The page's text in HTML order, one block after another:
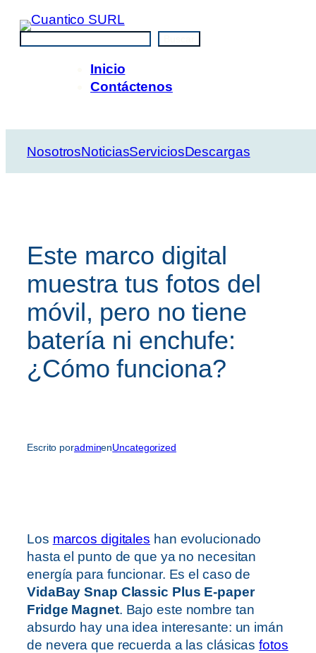
Saltar
contenido
Inicio
Contáctenos
NosotrosNoticiasServiciosDescargas
Este marco digital
muestra tus fotos del
móvil, pero no tiene
batería ni enchufe:
¿Cómo funciona?
Escrito poradminenUncategorized
Los marcos digitales han evolucionado
hasta el punto de que ya no necesitan
energía para funcionar. Es el caso de
VidaBay Snap Classic Plus E-paper
Fridge Magnet. Bajo este nombre tan
absurdo hay una idea interesante: un imán
de nevera que recuerda a las clásicasfotos